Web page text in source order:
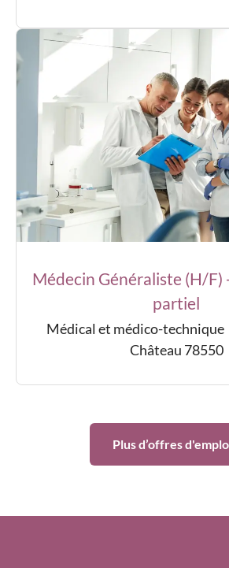
Médecin Généraliste (H/F)
partiel
Médical et médico-technique
Château 78550
Plus d’offres